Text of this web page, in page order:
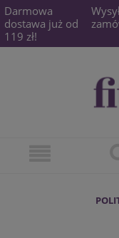
Darmowa
dostawa już od
119 zł!